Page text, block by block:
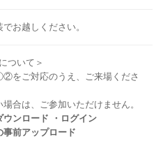
お越しください。
ついて＞
をご対応のうえ、ご来場くださ
合は、ご参加いただけません。
ンロード ・ログイン
前アップロード